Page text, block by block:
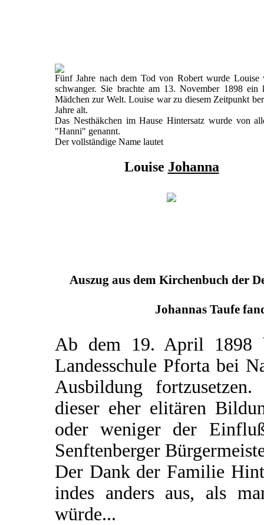
Fünf Jahre nach dem Tod von Robert wurde Louise
schwanger. Sie brachte am 13. November 1898 ein
Mädchen zur Welt. Louise war zu diesem Zeitpunkt
Jahre alt.
Das Nesthäkchen im Hause Hintersatz wurde von
"Hanni" genannt.
Der vollständige Name lautet
Louise Johanna
Auszug aus dem Kirchenbuch der
Johannas Taufe
Ab dem 19. April 1898
Landesschule Pforta bei
Ausbildung
dieser eher elitären
oder weniger der
Senftenberger
Der Dank der Familie
indes anders aus, als
würde...